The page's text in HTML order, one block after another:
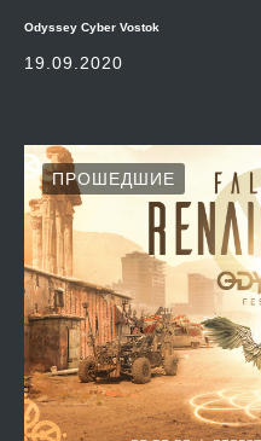
Odyssey Cyber Vostok
19.09.2020
ПРОШЕДШИЕ